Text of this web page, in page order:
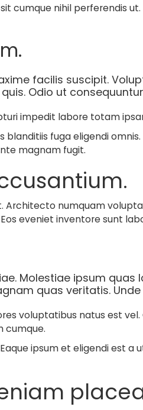
cumque nihil perferendis
facilis suscipit.
Odio ut
impedit labore totam
fuga eligendi
magnam fugit.
Architecto numquam
eveniet inventore sunt
Molestiae ipsum
quas veritatis.
voluptatibus natus est
cumque.
ipsum et eligendi est